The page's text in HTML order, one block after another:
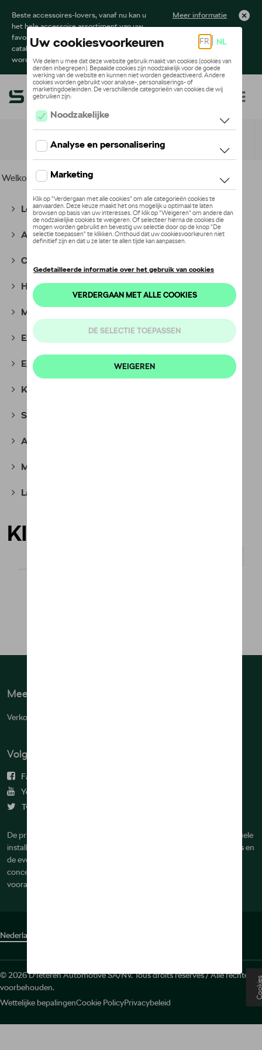
Beste accessoires-lovers, vanaf nu kan u
het hele accessoire assortiment van uw
favoriete merk terugvinden in de online
catalogus. Deze kunnen steeds besteld
worden via uw dealer.
Meer informatie
Toggle navigation
Welkom > Voor u >Casual Collectie
Lounge Collectie(56)
Active Collectie(66)
Cycling Collectie
Hockey Collectie(7)
Motorsport Collectie
Explorer Collectie
Epiq Collection
Kids Collectie
Speciale Edities
Adverteerelementen
Miniaturen
Laatste kans
Kleding
Meer info
Verkoopsvoorwaarden
Volg ons
Facebook
Youtube
Twitter
De prijzen op deze site zijn adviesprijzen (incl. btw), exclusief eventuele
installatiekosten. Voor meer informatie over de actuele verkoopprijs en
de eventuele installatiekosten kunt u contact opnemen met uw
concessiehouder / agent. De adviesprijzen kunnen zonder
voorafgaande kennisgeving worden gewijzigd.
Nederlands
© 2026 D'Ieteren Automotive SA/NV. Tous droits réservés / Alle rechten
voorbehouden.
Wettelijke bepalingenCookie PolicyPrivacybeleid